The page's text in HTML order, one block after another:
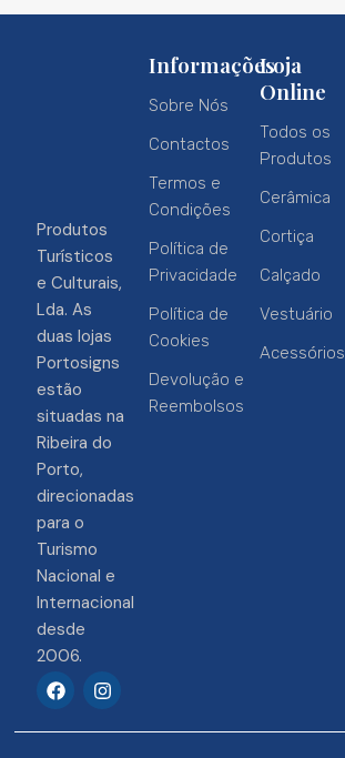
Produtos
Turísticos
e Culturais,
Lda. As
duas lojas
Portosigns
estão
situadas na
Ribeira do
Porto,
direcionadas
para o
Turismo
Nacional e
Internacional
desde
2006.
F
a
e
I
n
t
Informações
Sobre Nós
Contactos
Termos e
Condições
Política de
Privacidade
Política de
Cookies
Devolução e
Reembolsos
Loja
Online
Todos os
Produtos
Cerâmica
Cortiça
Calçado
Vestuário
Acessórios